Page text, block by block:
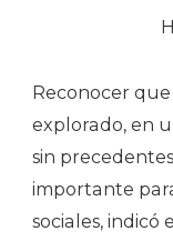
Reconocer
explorado, en
sin
importante
sociales, indicó